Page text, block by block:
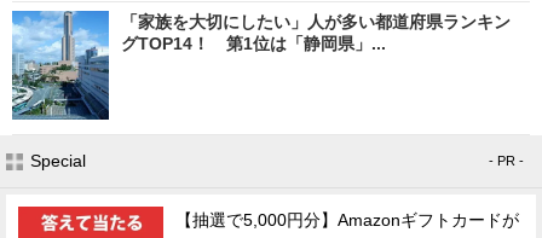
「家族を大切にしたい」人が多い都道府県ランキン
グTOP14！ 第1位は「静岡県」...
Special - PR -
【抽選で5,000円分】Amazonギフトカードが